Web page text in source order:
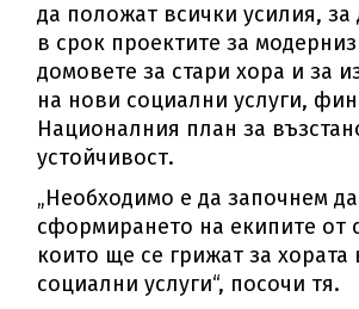
да положат всички усилия, за
в срок проектите за
домовете за стари хора и за
на нови социални услуги,
Националния план за
устойчивост.
„Необходимо е да започнем
сформирането на екипите от
които ще се грижат за хората
социални услуги“, посочи тя.